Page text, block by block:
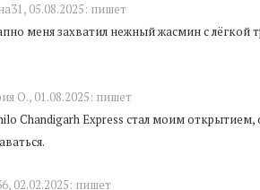
05.08.2025: пишет
меня захватил нежный жасмин с лёгкой
О., 01.08.2025: пишет
Chandigarh Express стал моим
02.02.2025: пишет